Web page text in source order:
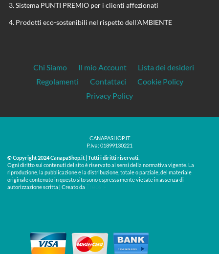
Sistema PUNTI PREMIO per i clienti affezionati
Prodotti eco-sostenibili nel rispetto dell'AMBIENTE
Chi Siamo Il mio Account
Lista dei desideri
Regolamenti
Contattaci
Cookie Policy
Privacy Policy
CANAPASHOP.IT
P.Iva: 01899130221
© Copyright 2024 CanapaShop.it | Tutti i diritti riservati.
Ogni diritto sui contenuti del sito è riservato ai sensi della normativa vigente. La
riproduzione, la pubblicazione e la distribuzione, totale o parziale, del materiale
originale contenuto in questo sito sono espressamente vietate in assenza di
autorizzazione scritta | Creato da